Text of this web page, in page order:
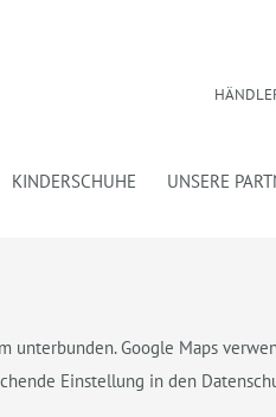
KINDERSCHUHE UNSERE
unterbunden. Google Maps
Einstellung in den